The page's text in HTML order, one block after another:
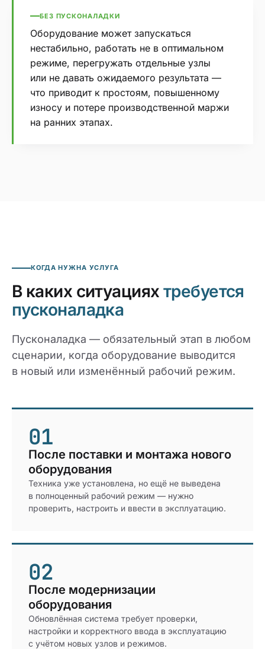
БЕЗ ПУСКОНАЛАДКИ
Оборудование может запускаться
нестабильно, работать не в оптимальном
режиме, перегружать отдельные узлы
или не давать ожидаемого результата —
что приводит к простоям, повышенному
износу и потере производственной маржи
на ранних этапах.
КОГДА НУЖНА УСЛУГА
В каких ситуациях требуется
пусконаладка
Пусконаладка — обязательный этап в любом
сценарии, когда оборудование выводится
в новый или изменённый рабочий режим.
01
После поставки и монтажа нового
оборудования
Техника уже установлена, но ещё не выведена
в полноценный рабочий режим — нужно
проверить, настроить и ввести в эксплуатацию.
02
После модернизации
оборудования
Обновлённая система требует проверки,
настройки и корректного ввода в эксплуатацию
с учётом новых узлов и режимов.